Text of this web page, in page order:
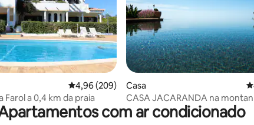
em 5 estrelas, 26avaliaçõesClassificação média de 4,96 em 5 estrelas,
4,96 (209)
Farol a 0,4 km da praia
Casa
CASA JACARANDA na
com ar condicionado